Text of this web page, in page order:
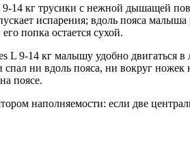
14 кг трусики с нежной дышащей
испарения; вдоль пояса
попка остается сухой.
L 9-14 кг малышу удобно двигаться
ни вдоль пояса, ни вокруг
поясе.
наполняемости: если две